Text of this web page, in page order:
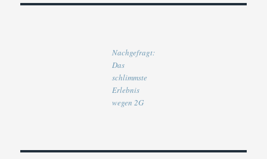
Nachgefragt:
Das
schlimmste
Erlebnis
wegen 2G